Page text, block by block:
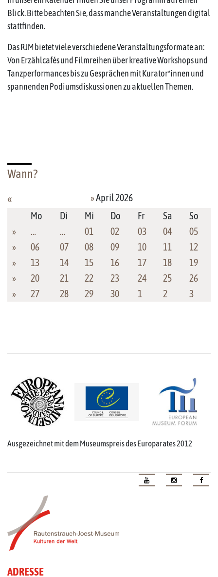
Blick. Bitte beachten Sie, dass manche Veranstaltungen digital
stattfinden.
Das RJM bietet viele verschiedene Veranstaltungsformate an:
Von Erzählcafés und Filmreihen über kreative Workshops und
Tanzperformances bis zu Gesprächen mit Kurator*innen und
spannenden Podiumsdiskussionen zu aktuellen Themen.
Wann?
»
«
April 2026
Mo
Di Mi Do Fr Sa
So
»
… … 01 02 03 04
05
»
06 07 08 09 10 11
12
»
13 14 15 16 17 18
19
»
20 21 22 23 24 25
26
»
27 28 29 30 1 2 3
Ausgezeichnet mit dem Museumspreis des Europarates 2012
ADRESSE